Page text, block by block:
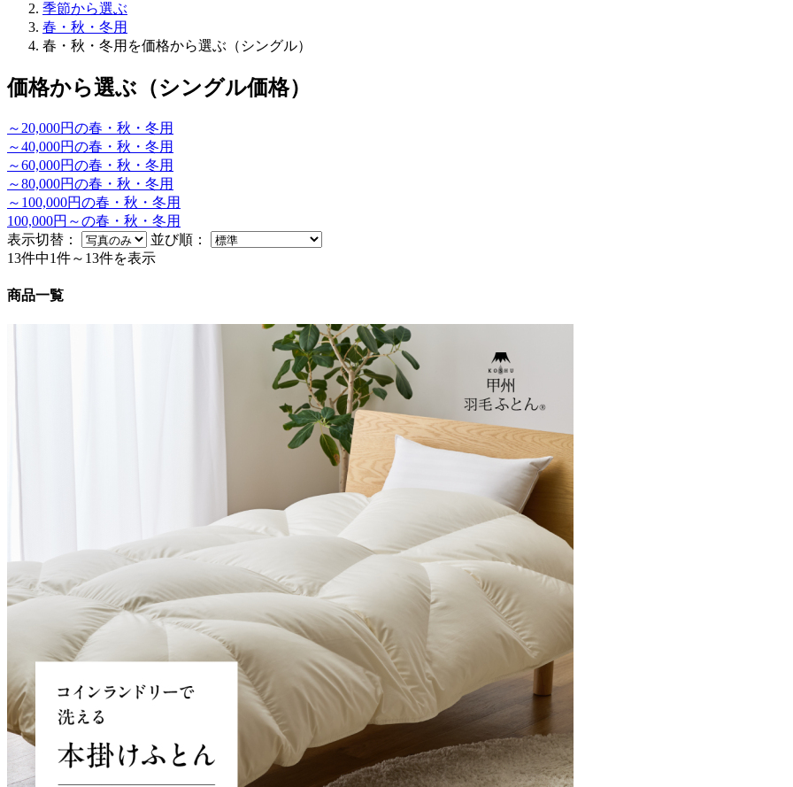
季節から選ぶ
春・秋・冬用
春・秋・冬用を価格から選ぶ（シングル）
価格から選ぶ（シングル価格）
～20,000円の春・秋・冬用
～40,000円の春・秋・冬用
～60,000円の春・秋・冬用
～80,000円の春・秋・冬用
～100,000円の春・秋・冬用
100,000円～の春・秋・冬用
表示切替：
並び順：
13件中1件～13件を表示
商品一覧